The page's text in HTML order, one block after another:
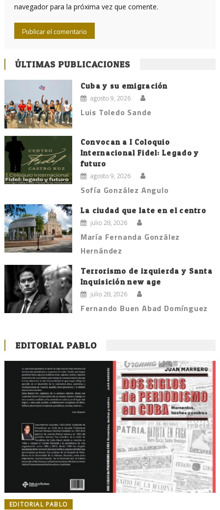
navegador para la próxima vez que comente.
ÚLTIMAS PUBLICACIONES
Cuba y su emigración
agosto 9, 2026
Luis Toledo Sande
Convocan a I Coloquio
Internacional Fidel: Legado y
futuro
agosto 9, 2026
Sofía González Angulo
La ciudad que late en el centro
julio 28, 2026
María Fernanda González
Hernández
Terrorismo de izquierda y Santa
Inquisición new age
julio 28, 2026
Fernando Buen Abad Domínguez
EDITORIAL PABLO
EDITORIAL PABLO